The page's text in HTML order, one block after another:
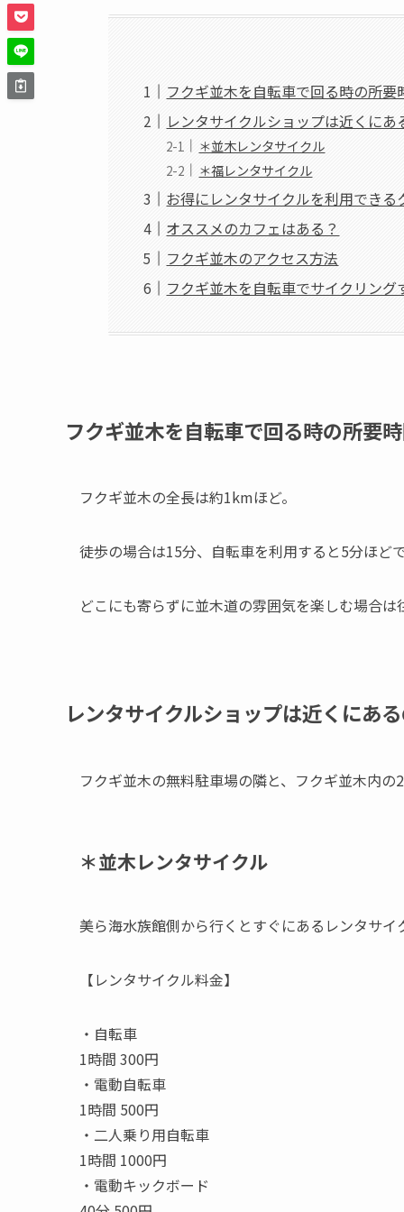
フクギ並木を自転車で回る時の所
レンタサイクルショップは近くにあ
＊並木レンタサイクル
＊福レンタサイクル
お得にレンタサイクルを利用できる
オススメのカフェはある？
フクギ並木のアクセス方法
フクギ並木を自転車でサイクリン
フクギ並木を自転車で回る時の所要
フクギ並木の全長は約1kmほど。
徒歩の場合は15分、 自転車を利用すると5分ほど
どこにも寄らずに並木道の雰囲気を楽しむ場合
レンタサイクルショップは近くにあ
フクギ並木の無料駐車場の隣と、フクギ並木内
＊並木レンタサイクル
美ら海水族館側から行くとすぐにあるレンタサイ
【レンタサイクル料金】
・自転車
1時間 300円
・電動自転車
1時間 500円
・二人乗り用自転車
1時間 1000円
・電動キックボード